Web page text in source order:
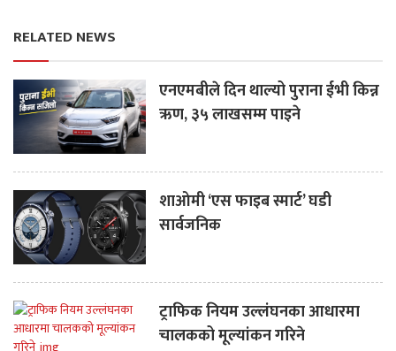
RELATED NEWS
एनएमबीले दिन थाल्यो पुराना ईभी किन्न
ऋण, ३५ लाखसम्म पाइने
शाओमी ‘एस फाइब स्मार्ट’ घडी
सार्वजनिक
ट्राफिक नियम उल्लंघनका आधारमा
चालकको मूल्यांकन गरिने